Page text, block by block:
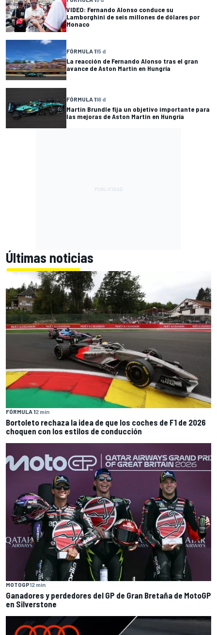
VIDEO: Fernando Alonso conduce su
Lamborghini de seis millones de dólares por
Monaco
FÓRMULA 115 d
La reacción de Fernando Alonso tras el gran
avance de Aston Martin en Hungría
FÓRMULA 116 d
Martin Brundle fija un objetivo importante para
las mejoras de Aston Martin en Hungría
Últimas noticias
FÓRMULA 12 min
Bortoleto rechaza la idea de que los coches de F1 de 2026
choquen con los estilos de conducción
MOTOGP12 min
Ganadores y perdedores del GP de Gran Bretaña de MotoGP
en Silverstone